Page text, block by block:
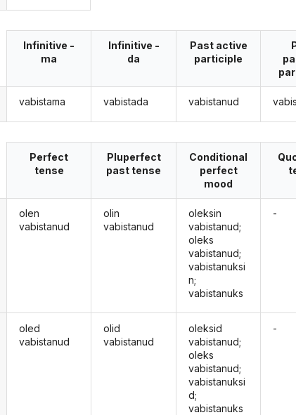
Infinitive -
ma
vabistama
Infinitive -
da
vabistada
Past active
participle
vabistanud
Perfect
tense
olen
vabistanud
oled
vabistanud
Pluperfect
past tense
olin
vabistanud
olid
vabistanud
Conditional
perfect
mood
oleksin
vabistanud;
oleks
vabistanud;
vabistanuksi
n;
vabistanuks
oleksid
vabistanud;
oleks
vabistanud;
vabistanuksi
d;
vabistanuks
-
-